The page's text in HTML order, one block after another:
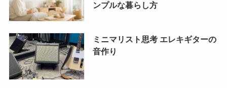
ンプルな暮らし方
ミニマリスト思考 エレキギターの
音作り